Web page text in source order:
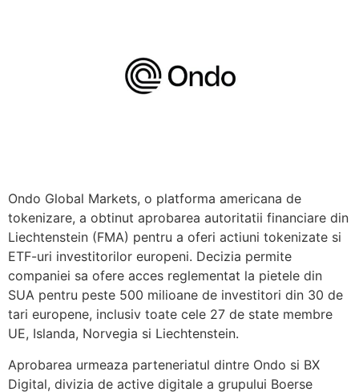
Ondo Global Markets, o platforma americana de
tokenizare, a obtinut aprobarea autoritatii financiare din
Liechtenstein (FMA) pentru a oferi actiuni tokenizate si
ETF-uri investitorilor europeni. Decizia permite
companiei sa ofere acces reglementat la pietele din
SUA pentru peste 500 milioane de investitori din 30 de
tari europene, inclusiv toate cele 27 de state membre
UE, Islanda, Norvegia si Liechtenstein.
Aprobarea urmeaza parteneriatul dintre Ondo si BX
Digital, divizia de active digitale a grupului Boerse